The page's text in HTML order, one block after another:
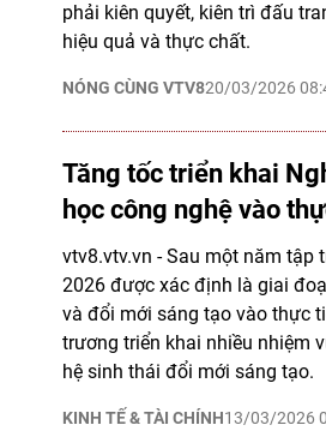
NÓNG CÙNG VTV820/03/2026
phải kiên quyết, kiên trì đấu
hiệu quả và thực chất.
Tăng tốc triển khai
học công nghệ vào
KINH TẾ & TÀI CHÍNH13/03/2026
vtv8.vtv.vn - Sau một năm tập
2026 được xác định là giai
và đổi mới sáng tạo vào thực
trương triển khai nhiều nhiệm
hệ sinh thái đổi mới sáng tạo.